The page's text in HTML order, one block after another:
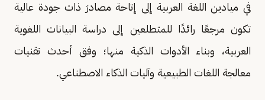
في ميادين اللغة العربية إلى إتاحة مصادرَ ذات جودة عالية
تكون مرجعًا رائدًا للمتطلعين إلى دراسة البيانات اللغوية
العربية، وبناء الأدوات الذكية منها؛ وفق أحدث تقنيات
معالجة اللغات الطبيعية وآليات الذكاء الاصطناعي.